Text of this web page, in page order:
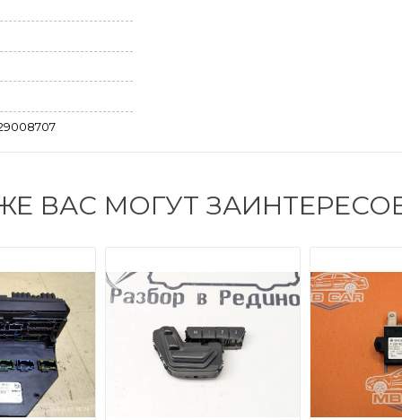
ВАС МОГУТ